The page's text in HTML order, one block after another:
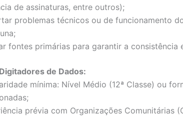
de assinaturas, entre outros);
problemas técnicos ou de funcionamento
fontes primárias para garantir a
de Dados:
mínima: Nível Médio (12ª Classe) ou
prévia com Organizações Comunitárias